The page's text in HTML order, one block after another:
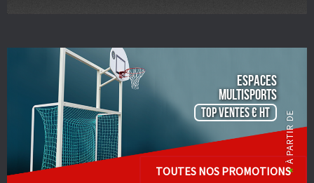
ESPACES
Multisports
TOP VENTES € HT
TOUTES NOS PROMOTIONS